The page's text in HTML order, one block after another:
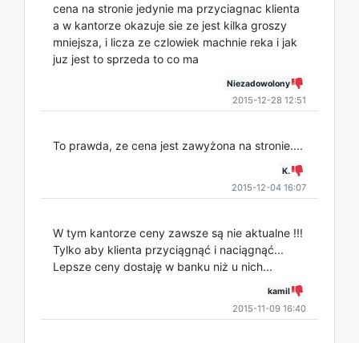
cena na stronie jedynie ma przyciagnac klienta
a w kantorze okazuje sie ze jest kilka groszy
mniejsza, i licza ze czlowiek machnie reka i jak
juz jest to sprzeda to co ma
Niezadowolony
2015-12-28 12:51
To prawda, ze cena jest zawyżona na stronie....
K.
2015-12-04 16:07
W tym kantorze ceny zawsze są nie aktualne !!!
Tylko aby klienta przyciągnąć i naciągnąć...
Lepsze ceny dostaję w banku niż u nich...
kamil
2015-11-09 16:40